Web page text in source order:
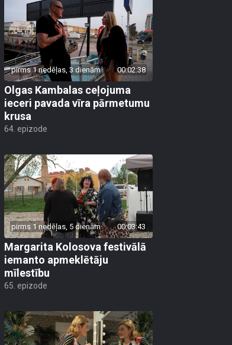
pirms 1 nedēļas, 3 dienām 00:02:38
Olgas Kambalas ceļojuma
ieceri pavada vīra pārmetumu
krusa
64. epizode
pirms 1 nedēļas, 5 dienām 00:03:43
Margarita Kolosova festivālā
iemanto apmeklētāju
mīlestību
65. epizode